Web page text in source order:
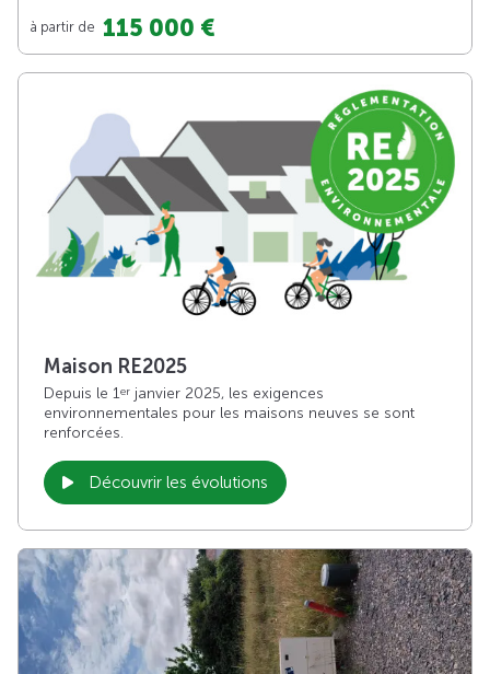
à partir de 115 000 €
Maison RE2025
Depuis le 1er janvier 2025, les exigences
environnementales pour les maisons neuves se sont
renforcées.
Découvrir les évolutions